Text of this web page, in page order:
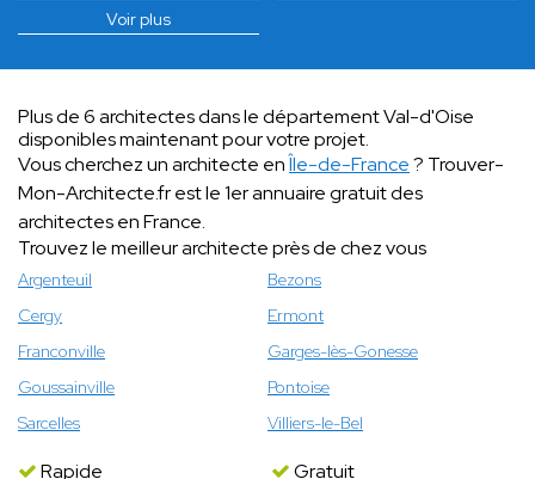
Voir plus
Plus de 6 architectes dans le département Val-d'Oise
disponibles maintenant pour votre projet.
Vous cherchez un architecte enÎle-de-France? Trouver-
Mon-Architecte.fr est le 1er annuaire gratuit des
architectes en France.
Trouvez le meilleur architecte près de chez vous
Argenteuil
Bezons
Cergy
Ermont
Franconville
Garges-lès-Gonesse
Goussainville
Pontoise
Sarcelles
Villiers-le-Bel
Rapide
Gratuit